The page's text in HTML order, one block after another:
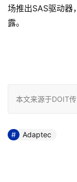
场推出SAS驱动器
露。
本文来源于DOIT
Adaptec